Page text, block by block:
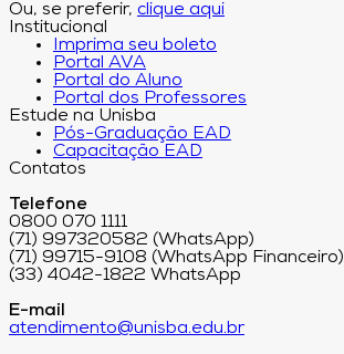
Ou, se preferir, clique aqui
Institucional
Imprima seu boleto
Portal AVA
Portal do Aluno
Portal dos Professores
Estude na Unisba
Pós-Graduação EAD
Capacitação EAD
Contatos
Telefone
0800 070 1111
(71) 997320582 (WhatsApp)
(71) 99715-9108 (WhatsApp Financeiro)
(33) 4042-1822 WhatsApp
E-mail
atendimento@unisba.edu.br